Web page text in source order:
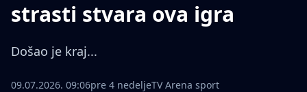
strasti stvara ova igra
Došao je kraj...
09.07.2026. 09:06pre 4 nedeljeTV Arena sport